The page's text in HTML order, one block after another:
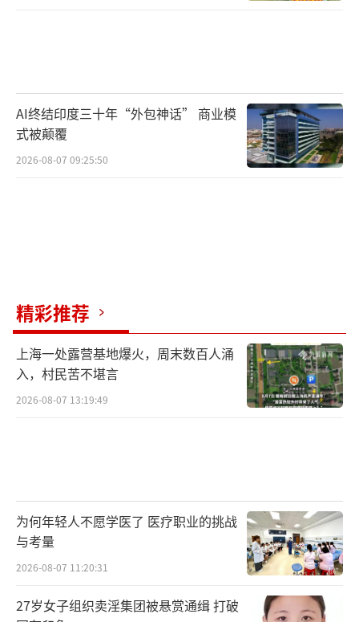
AI终结印度三十年“外包神话” 商业模
式被颠覆
2026-08-07 09:25:50
精彩推荐
上海一处露营基地爆火，周末数百人涌
入，村民苦不堪言
2026-08-07 13:19:49
为何年轻人不愿学医了 医疗职业的挑战
与考量
2026-08-07 11:20:31
27岁女子组织卖淫集团被悬赏通缉 打破